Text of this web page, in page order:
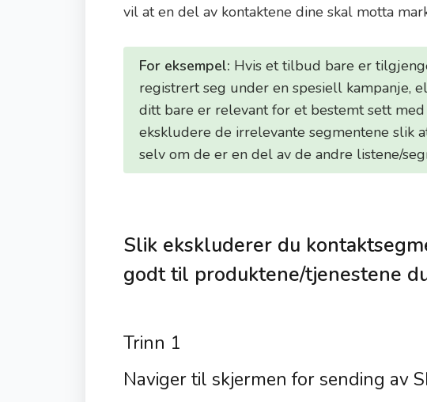
vil at en del av kontaktene dine skal motta
For eksempel: Hvis et tilbud bare er
registrert seg under en spesiell kampanje,
ditt bare er relevant for et bestemt sett
ekskludere de irrelevante segmentene slik
selv om de er en del av de andre listene/
Slik ekskluderer du
godt til produktene/tjenestene
Trinn 1
Naviger til skjermen for sending av